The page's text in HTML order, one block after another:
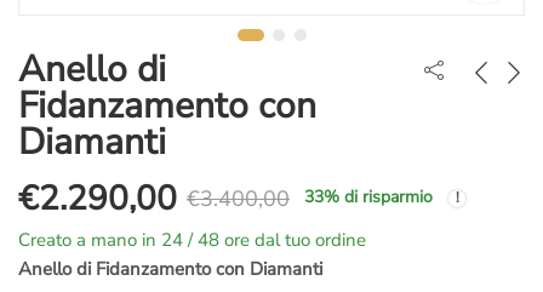
Anello di
Fidanzamento con
Diamanti
€3.400,00
Il
prezzo
€2.290,00
Il
prezzo
33% di risparmio
Creato a mano in 24 / 48 ore dal tuo ordine
Anello di Fidanzamento con Diamanti